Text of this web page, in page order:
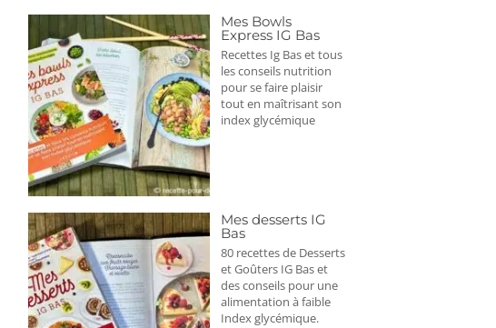
Mes Bowls
Express IG Bas
Recettes Ig Bas et tous
les conseils nutrition
pour se faire plaisir
tout en maîtrisant son
index glycémique
Mes desserts IG
Bas
80 recettes de Desserts
et Goûters IG Bas et
des conseils pour une
alimentation à faible
Index glycémique.